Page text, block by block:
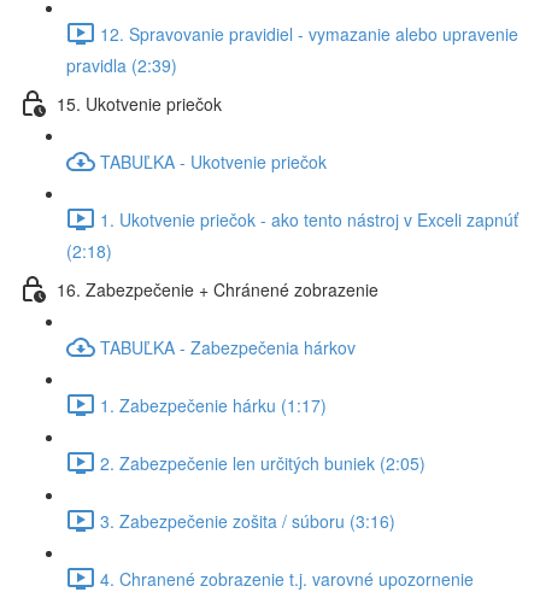
12. Spravovanie pravidiel - vymazanie alebo upravenie
pravidla (2:39)
15. Ukotvenie priečok
TABUĽKA - Ukotvenie priečok
1. Ukotvenie priečok - ako tento nástroj v Exceli zapnúť
(2:18)
16. Zabezpečenie + Chránené zobrazenie
TABUĽKA - Zabezpečenia hárkov
1. Zabezpečenie hárku (1:17)
2. Zabezpečenie len určitých buniek (2:05)
3. Zabezpečenie zošita / súboru (3:16)
4. Chranené zobrazenie t.j. varovné upozornenie